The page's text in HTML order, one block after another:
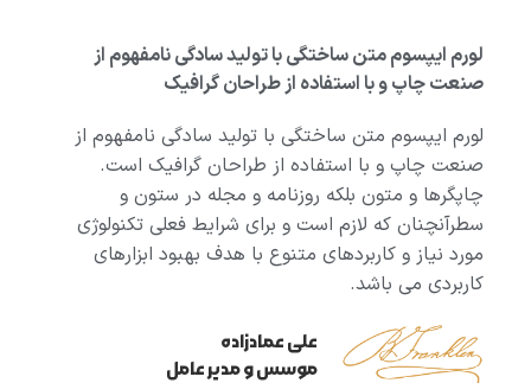
لورم ایپسوم متن ساختگی با تولید سادگی نامفهوم از
صنعت چاپ و با استفاده از طراحان گرافیک
لورم ایپسوم متن ساختگی با تولید سادگی نامفهوم از
صنعت چاپ و با استفاده از طراحان گرافیک است.
چاپگرها و متون بلکه روزنامه و مجله در ستون و
سطرآنچنان که لازم است و برای شرایط فعلی تکنولوژی
مورد نیاز و کاربردهای متنوع با هدف بهبود ابزارهای
کاربردی می باشد.
علی عمادزاده
موسس و مدیر عامل